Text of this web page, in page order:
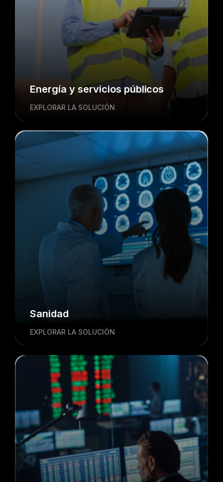
Energía y servicios públicos
EXPLORAR LA SOLUCIÓN
Sanidad
EXPLORAR LA SOLUCIÓN